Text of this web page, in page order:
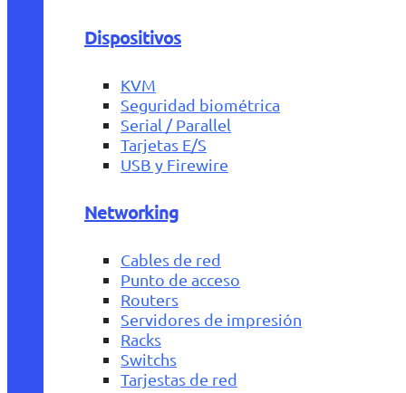
Dispositivos
KVM
Seguridad biométrica
Serial / Parallel
Tarjetas E/S
USB y Firewire
Networking
Cables de red
Punto de acceso
Routers
Servidores de impresión
Racks
Switchs
Tarjestas de red